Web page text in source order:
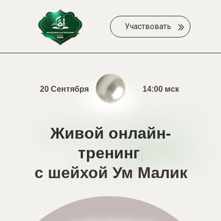
Участвовать
Живой онлайн-
тренинг|
с шейхой Ум Малик
20 Сентября 14:00 мск